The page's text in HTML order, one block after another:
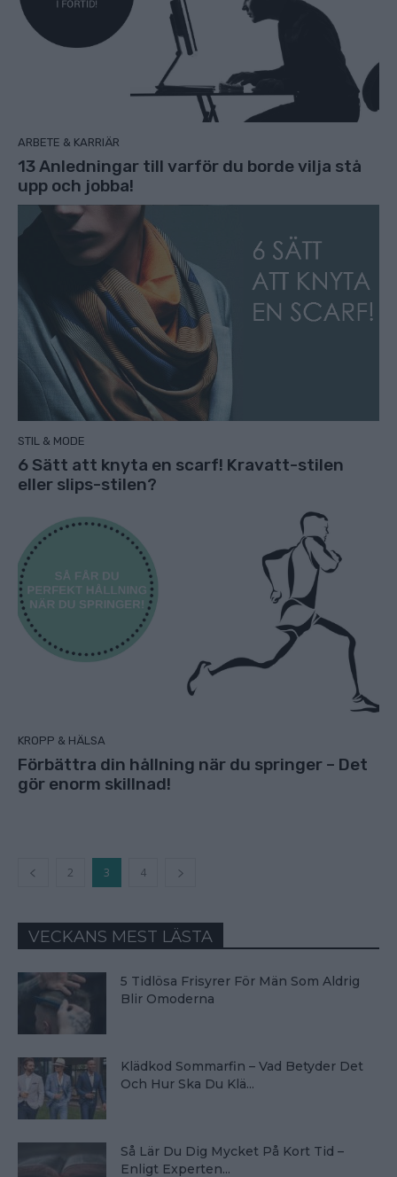
ARBETE & KARRIÄR
13 Anledningar till varför du borde vilja stå
upp och jobba!
STIL & MODE
6 Sätt att knyta en scarf! Kravatt-stilen
eller slips-stilen?
KROPP & HÄLSA
Förbättra din hållning när du springer – Det
gör enorm skillnad!
2 3 4
VECKANS MEST LÄSTA
5 Tidlösa Frisyrer För Män Som Aldrig
Blir Omoderna
Klädkod Sommarfin – Vad Betyder Det
Och Hur Ska Du Klä...
Så Lär Du Dig Mycket På Kort Tid –
Enligt Experten...